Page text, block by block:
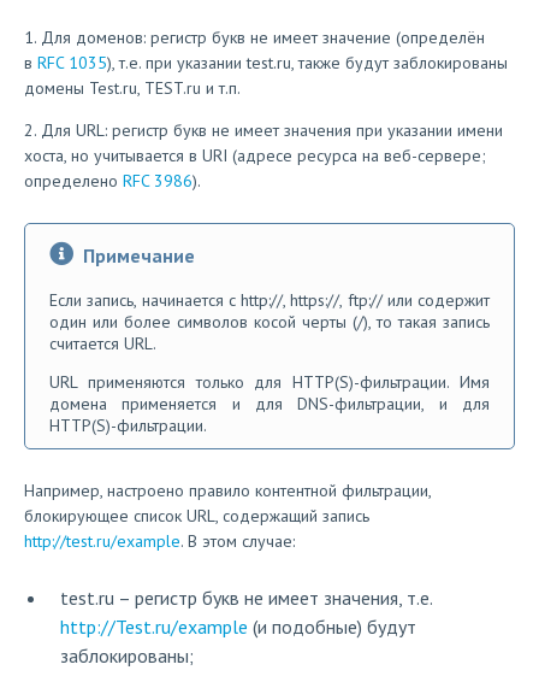
1. Для доменов: регистр букв не имеет значение (определён
в RFC 1035), т.е. при указании test.ru, также будут заблокированы
домены Test.ru, TEST.ru и т.п.
2. Для URL: регистр букв не имеет значения при указании имени
хоста, но учитывается в URI (адресе ресурса на веб-сервере;
определено RFC 3986).
Примечание
Если запись, начинается с http://, https://, ftp:// или содержит
один или более символов косой черты (/), то такая запись
считается URL.
URL применяются только для HTTP(S)-фильтрации. Имя
домена применяется и для DNS-фильтрации, и для
HTTP(S)-фильтрации.
Например, настроено правило контентной фильтрации,
блокирующее список URL, содержащий запись
http://test.ru/example. В этом случае:
test.ru – регистр букв не имеет значения, т.е.
http://Test.ru/example (и подобные) будут
заблокированы;